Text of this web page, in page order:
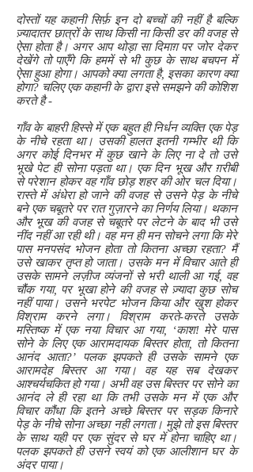
दोस्तों यह कहानी सिर्फ़ इन दो बच्चों की नहीं है बल्कि
ज़्यादातर छात्रों के साथ किसी ना किसी डर की वजह से
ऐसा होता है। अगर आप थोड़ा सा दिमाग़ पर जोर देकर
देखेंगे तो पाएँगे कि हममें से भी कुछ के साथ बचपन में
ऐसा हुआ होगा। आपको क्या लगता है, इसका कारण क्या
होगा? चलिए एक कहानी के द्वारा इसे समझने की कोशिश
करते है -
गाँव के बाहरी हिस्से में एक बहुत ही निर्धन व्यक्ति एक पेड़
के नीचे रहता था। उसकी हालत इतनी गम्भीर थी कि
अगर कोई दिनभर में कुछ खाने के लिए ना दे तो उसे
भूखे पेट ही सोना पड़ता था। एक दिन भूख और ग़रीबी
से परेशान होकर वह गाँव छोड़ शहर की ओर चल दिया।
रास्ते में अंधेरा हो जाने की वजह से उसने पेड़ के नीचे
बने एक चबूतरे पर रात गुज़ारने का निर्णय लिया। थकान
और भूख की वजह से चबूतरे पर लेटने के बाद भी उसे
नींद नहीं आ रही थी। वह मन ही मन सोचने लगा कि मेरे
पास मनपसंद भोजन होता तो कितना अच्छा रहता? मैं
उसे खाकर तृप्त हो जाता। उसके मन में विचार आते ही
उसके सामने लज़ीज व्यंजनों से भरी थाली आ गई, वह
चौंक गया, पर भूखा होने की वजह से ज़्यादा कुछ सोच
नहीं पाया। उसने भरपेट भोजन किया और खुश होकर
विश्राम करने लगा। विश्राम करते-करते उसके
मस्तिष्क में एक नया विचार आ गया, ‘काश! मेरे पास
सोने के लिए एक आरामदायक बिस्तर होता, तो कितना
आनंद आता?’ पलक झपकते ही उसके सामने एक
आरामदेह बिस्तर आ गया। वह यह सब देखकर
आश्चर्यचकित हो गया। अभी वह उस बिस्तर पर सोने का
आनंद ले ही रहा था कि तभी उसके मन में एक और
विचार कौंधा कि इतने अच्छे बिस्तर पर सड़क किनारे
पेड़ के नीचे सोना अच्छा नही लगता। मुझे तो इस बिस्तर
के साथ यही पर एक सुंदर से घर में होना चाहिए था।
पलक झपकते ही उसने स्वयं को एक आलीशान घर के
अंदर पाया।